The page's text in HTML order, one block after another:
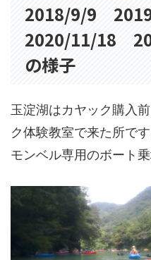
2018/9/9
2020/11/18
の様子
玉淀湖はカヤック購入
ク体験教室で来た所です
モンベル専用のボート